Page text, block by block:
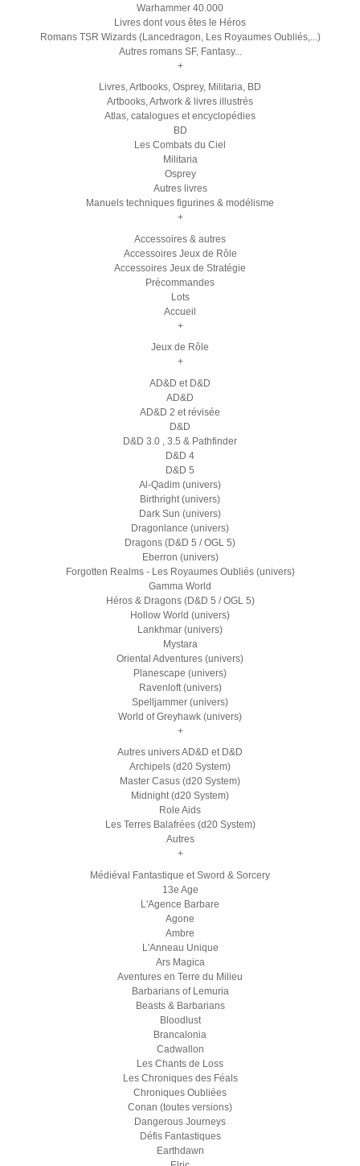
Warhammer 40.000
Livres dont vous êtes le Héros
Romans TSR Wizards (Lancedragon, Les Royaumes Oubliés,...)
Autres romans SF, Fantasy...
+
Livres, Artbooks, Osprey, Militaria, BD
Artbooks, Artwork & livres illustrés
Atlas, catalogues et encyclopédies
BD
Les Combats du Ciel
Militaria
Osprey
Autres livres
Manuels techniques figurines & modélisme
+
Accessoires & autres
Accessoires Jeux de Rôle
Accessoires Jeux de Stratégie
Précommandes
Lots
Accueil
+
Jeux de Rôle
+
AD&D et D&D
AD&D
AD&D 2 et révisée
D&D
D&D 3.0 , 3.5 & Pathfinder
D&D 4
D&D 5
Al-Qadim (univers)
Birthright (univers)
Dark Sun (univers)
Dragonlance (univers)
Dragons (D&D 5 / OGL 5)
Eberron (univers)
Forgotten Realms - Les Royaumes Oubliés (univers)
Gamma World
Héros & Dragons (D&D 5 / OGL 5)
Hollow World (univers)
Lankhmar (univers)
Mystara
Oriental Adventures (univers)
Planescape (univers)
Ravenloft (univers)
Spelljammer (univers)
World of Greyhawk (univers)
+
Autres univers AD&D et D&D
Archipels (d20 System)
Master Casus (d20 System)
Midnight (d20 System)
Role Aids
Les Terres Balafrées (d20 System)
Autres
+
Médiéval Fantastique et Sword & Sorcery
13e Age
L'Agence Barbare
Agone
Ambre
L'Anneau Unique
Ars Magica
Aventures en Terre du Milieu
Barbarians of Lemuria
Beasts & Barbarians
Bloodlust
Brancalonia
Cadwallon
Les Chants de Loss
Les Chroniques des Féals
Chroniques Oubliées
Conan (toutes versions)
Dangerous Journeys
Défis Fantastiques
Earthdawn